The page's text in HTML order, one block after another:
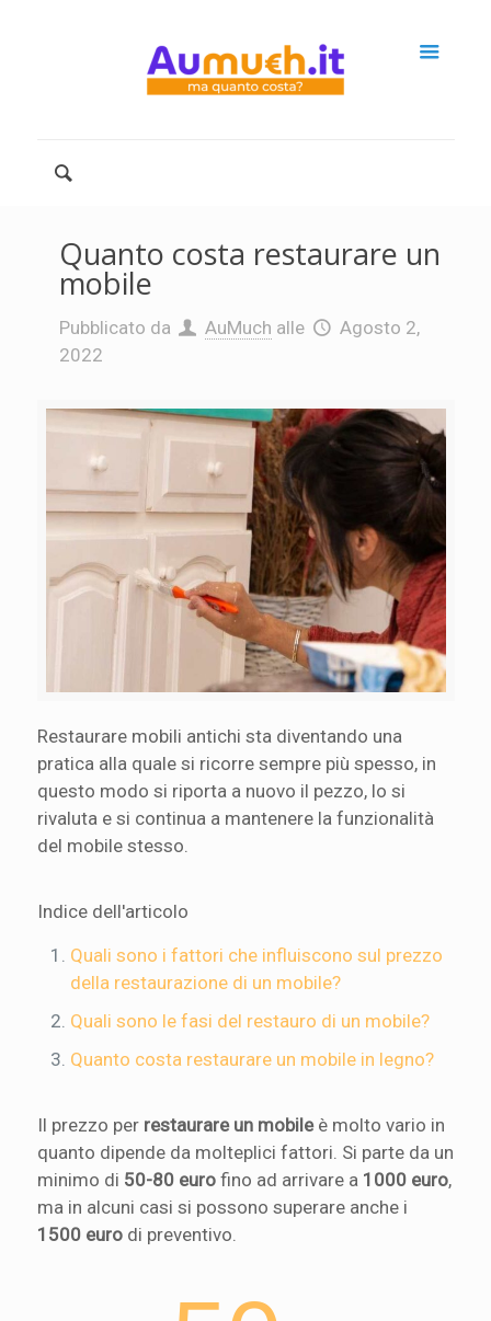
Quanto costa restaurare un
mobile
Pubblicato da AuMuch alle
Agosto 2,
2022
Restaurare mobili antichi sta diventando una
pratica alla quale si ricorre sempre più spesso, in
questo modo si riporta a nuovo il pezzo, lo si
rivaluta e si continua a mantenere la funzionalità
del mobile stesso.
Indice dell'articolo
Quali sono i fattori che influiscono sul prezzo
della restaurazione di un mobile?
Quali sono le fasi del restauro di un mobile?
Quanto costa restaurare un mobile in legno?
Il prezzo per restaurare un mobileè molto vario in
quanto dipende da molteplici fattori. Si parte da un
minimo di 50-80 eurofino ad arrivare a 1000 euro,
ma in alcuni casi si possono superare anche i
1500 eurodi preventivo.